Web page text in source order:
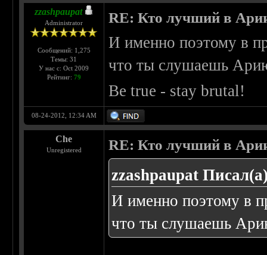
zzashpaupat
Administrator
Сообщений: 1,275
Темы: 31
У нас с: Oct 2009
Рейтинг: 79
RE: Кто лучший в
И именно поэтому в
что ты слушаешь
Be true - stay brutal!
08-24-2012, 12:34 AM
Che
Unregistered RE: Кто лучший в
zzashpaupat
И именно поэтому в
что ты слушаешь